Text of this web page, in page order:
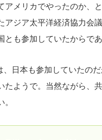
メリカでやったのか、と
アジア太平洋経済協力会
とも参加していたからであ
日本も参加していたの
たようで。当然ながら、